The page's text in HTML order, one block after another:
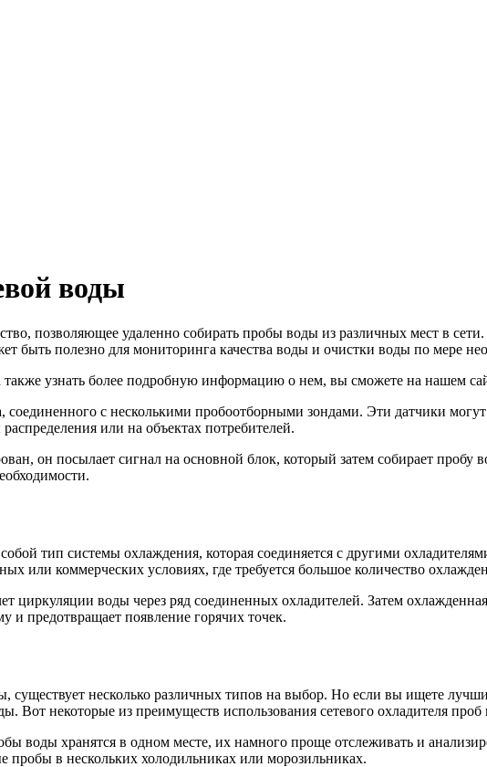
воды
позволяющее удаленно собирать пробы воды из различных мест в
быть полезно для мониторинга качества воды и очистки воды по мере
также узнать более подробную информацию о нем, вы сможете на нашем
соединенного с несколькими пробоотборными зондами. Эти датчики
или на объектах потребителей.
он посылает сигнал на основной блок, который затем собирает
тип системы охлаждения, которая соединяется с другими
или коммерческих условиях, где требуется большое количество
циркуляции воды через ряд соединенных охладителей. Затем
и предотвращает появление горячих точек.
существует несколько различных типов на выбор. Но если вы ищете
Вот некоторые из преимуществ использования сетевого охладителя проб
воды хранятся в одном месте, их намного проще отслеживать и
пробы в нескольких холодильниках или морозильниках.